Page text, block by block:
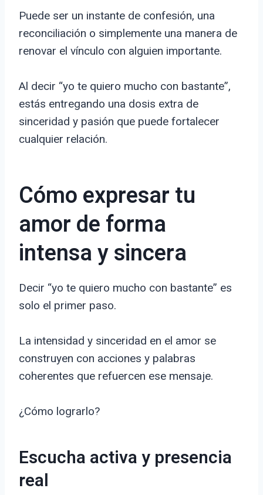
Puede ser un instante de confesión, una
reconciliación o simplemente una manera de
renovar el vínculo con alguien importante.
Al decir “yo te quiero mucho con bastante”,
estás entregando una dosis extra de
sinceridad y pasión que puede fortalecer
cualquier relación.
Cómo expresar tu
amor de forma
intensa y sincera
Decir “yo te quiero mucho con bastante” es
solo el primer paso.
La intensidad y sinceridad en el amor se
construyen con acciones y palabras
coherentes que refuercen ese mensaje.
¿Cómo lograrlo?
Escucha activa y presencia
real